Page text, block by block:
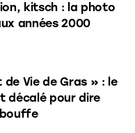
kitsch : la photo
années 2000
Vie de Gras » : le
décalé pour dire